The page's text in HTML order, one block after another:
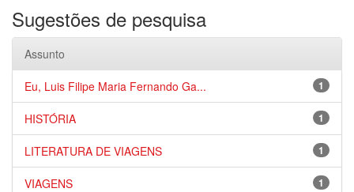
Sugestões de pesquisa
Assunto
1
Eu, Luis Filipe Maria Fernando Ga...
1
HISTÓRIA
1
LITERATURA DE VIAGENS
1
VIAGENS